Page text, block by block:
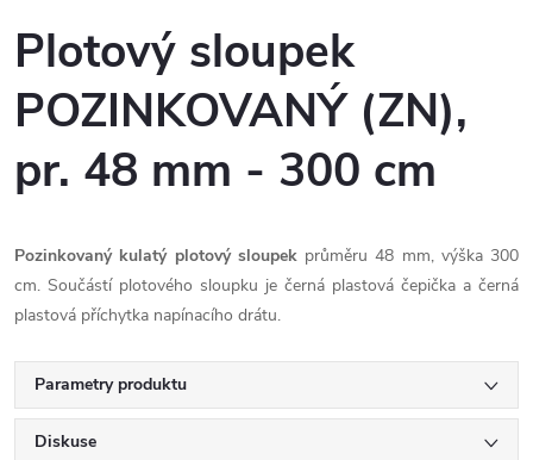
Plotový sloupek
POZINKOVANÝ (ZN),
pr. 48 mm - 300 cm
Pozinkovaný kulatý plotový sloupekprůměru 48 mm, výška 300
cm. Součástí plotového sloupku je černá plastová čepička a černá
plastová příchytka napínacího drátu.
Parametry produktu
Diskuse